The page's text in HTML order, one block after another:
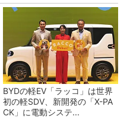
BYDの軽EV「ラッコ」は世界
初の軽SDV、新開発の「X-PA
CK」に電動システ...